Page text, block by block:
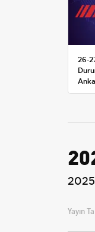
26-
Kar
Yayın